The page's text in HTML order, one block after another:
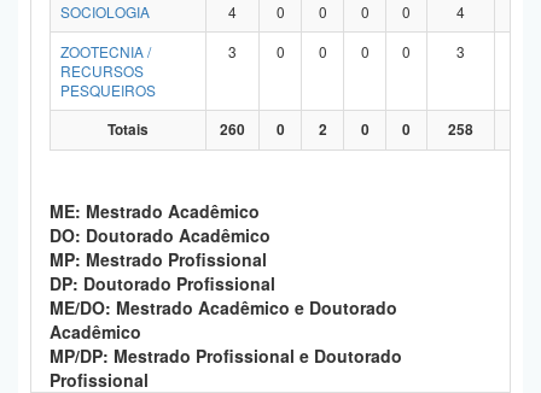
SOCIOLOGIA
4 0 0 0 0 4
ZOOTECNIA /
RECURSOS
PESQUEIROS
3 0 0 0 0 3
Totais 260 0 2 0 0 258
ME: Mestrado Acadêmico
DO: Doutorado Acadêmico
MP: Mestrado Profissional
DP: Doutorado Profissional
ME/DO: Mestrado Acadêmico e Doutorado
Acadêmico
MP/DP: Mestrado Profissional e Doutorado
Profissional